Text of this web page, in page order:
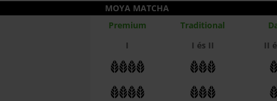
MOYA MATCHA
Premium Traditional
I I és II II